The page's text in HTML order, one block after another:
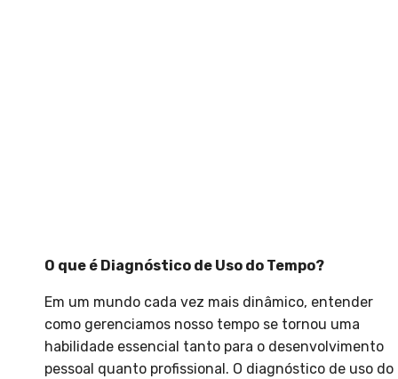
O que é Diagnóstico de Uso do Tempo?
Em um mundo cada vez mais dinâmico, entender
como gerenciamos nosso tempo se tornou uma
habilidade essencial tanto para o desenvolvimento
pessoal quanto profissional. O diagnóstico de uso do